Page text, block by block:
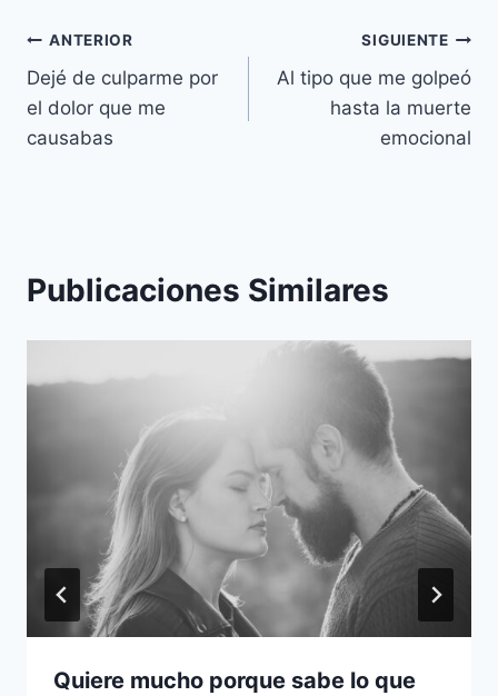
Navegación
de
entradas
ANTERIOR
Dejé de culparme por
el dolor que me
causabas
SIGUIENTE
Al tipo que me golpeó
hasta la muerte
emocional
Publicaciones Similares
Quiere mucho porque sabe lo que